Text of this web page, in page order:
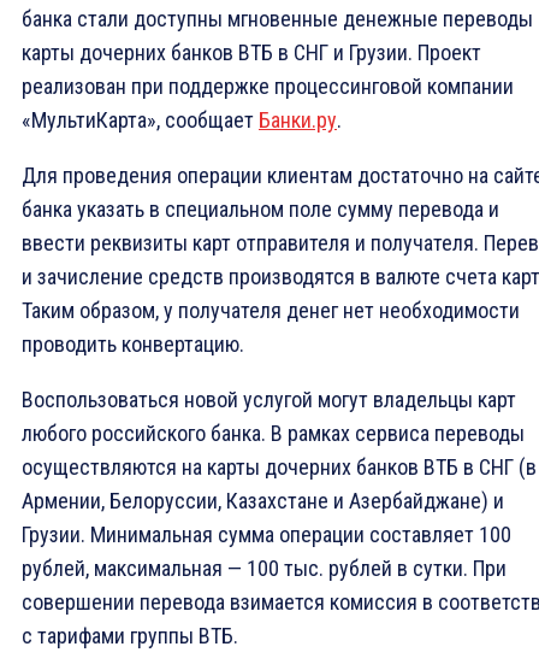
банка стали доступны мгновенные денежные переводы
карты дочерних банков ВТБ в СНГ и Грузии. Проект
реализован при поддержке процессинговой компании
«МультиКарта», сообщает Банки.ру.
Для проведения операции клиентам достаточно на
банка указать в специальном поле сумму перевода и
ввести реквизиты карт отправителя и получателя.
и зачисление средств производятся в валюте счета
Таким образом, у получателя денег нет необходимости
проводить конвертацию.
Воспользоваться новой услугой могут владельцы карт
любого российского банка. В рамках сервиса переводы
осуществляются на карты дочерних банков ВТБ в СНГ (в
Армении, Белоруссии, Казахстане и Азербайджане) и
Грузии. Минимальная сумма операции составляет 100
рублей, максимальная — 100 тыс. рублей в сутки. При
совершении перевода взимается комиссия в
с тарифами группы ВТБ.